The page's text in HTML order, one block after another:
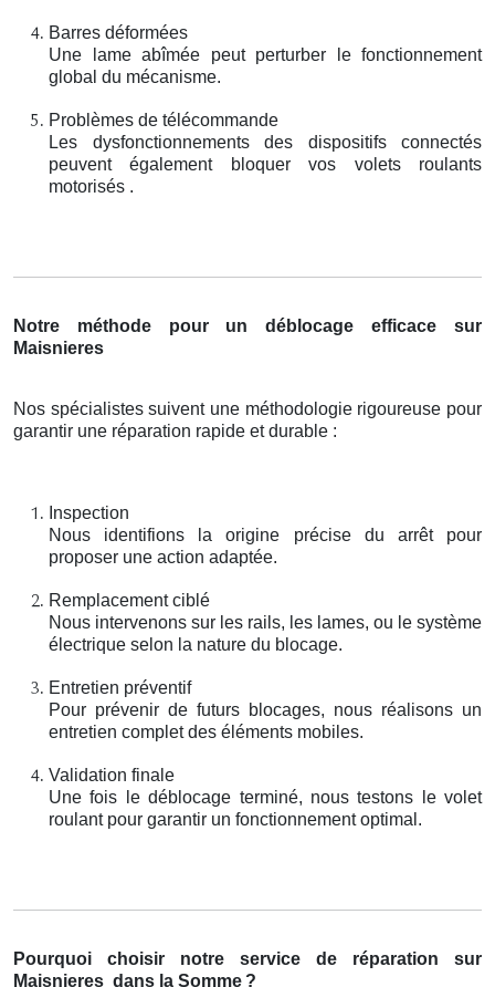
Barres déformées
Une lame abîmée peut perturber le fonctionnement
global du mécanisme.
Problèmes de télécommande
Les dysfonctionnements des dispositifs connectés
peuvent également bloquer vos volets roulants
motorisés .
Notre méthode pour un déblocage efficace sur
Maisnieres
Nos spécialistes suivent une méthodologie rigoureuse pour
garantir une réparation rapide et durable :
Inspection
Nous identifions la origine précise du arrêt pour
proposer une action adaptée.
Remplacement ciblé
Nous intervenons sur les rails, les lames, ou le système
électrique selon la nature du blocage.
Entretien préventif
Pour prévenir de futurs blocages, nous réalisons un
entretien complet des éléments mobiles.
Validation finale
Une fois le déblocage terminé, nous testons le volet
roulant pour garantir un fonctionnement optimal.
Pourquoi choisir notre service de réparation sur
Maisnieres dans la Somme ?